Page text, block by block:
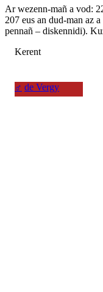
Ar wezenn-mañ a vod:
207 eus an dud-man az
pennañ – diskennidi).
Kerent
♂ de Vergy